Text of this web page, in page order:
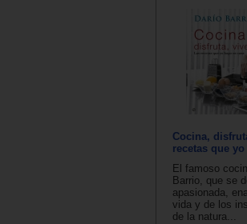
Cocina,
recetas que
El famoso
Barrio, que se
apasionada,
vida y de los
de la natura...